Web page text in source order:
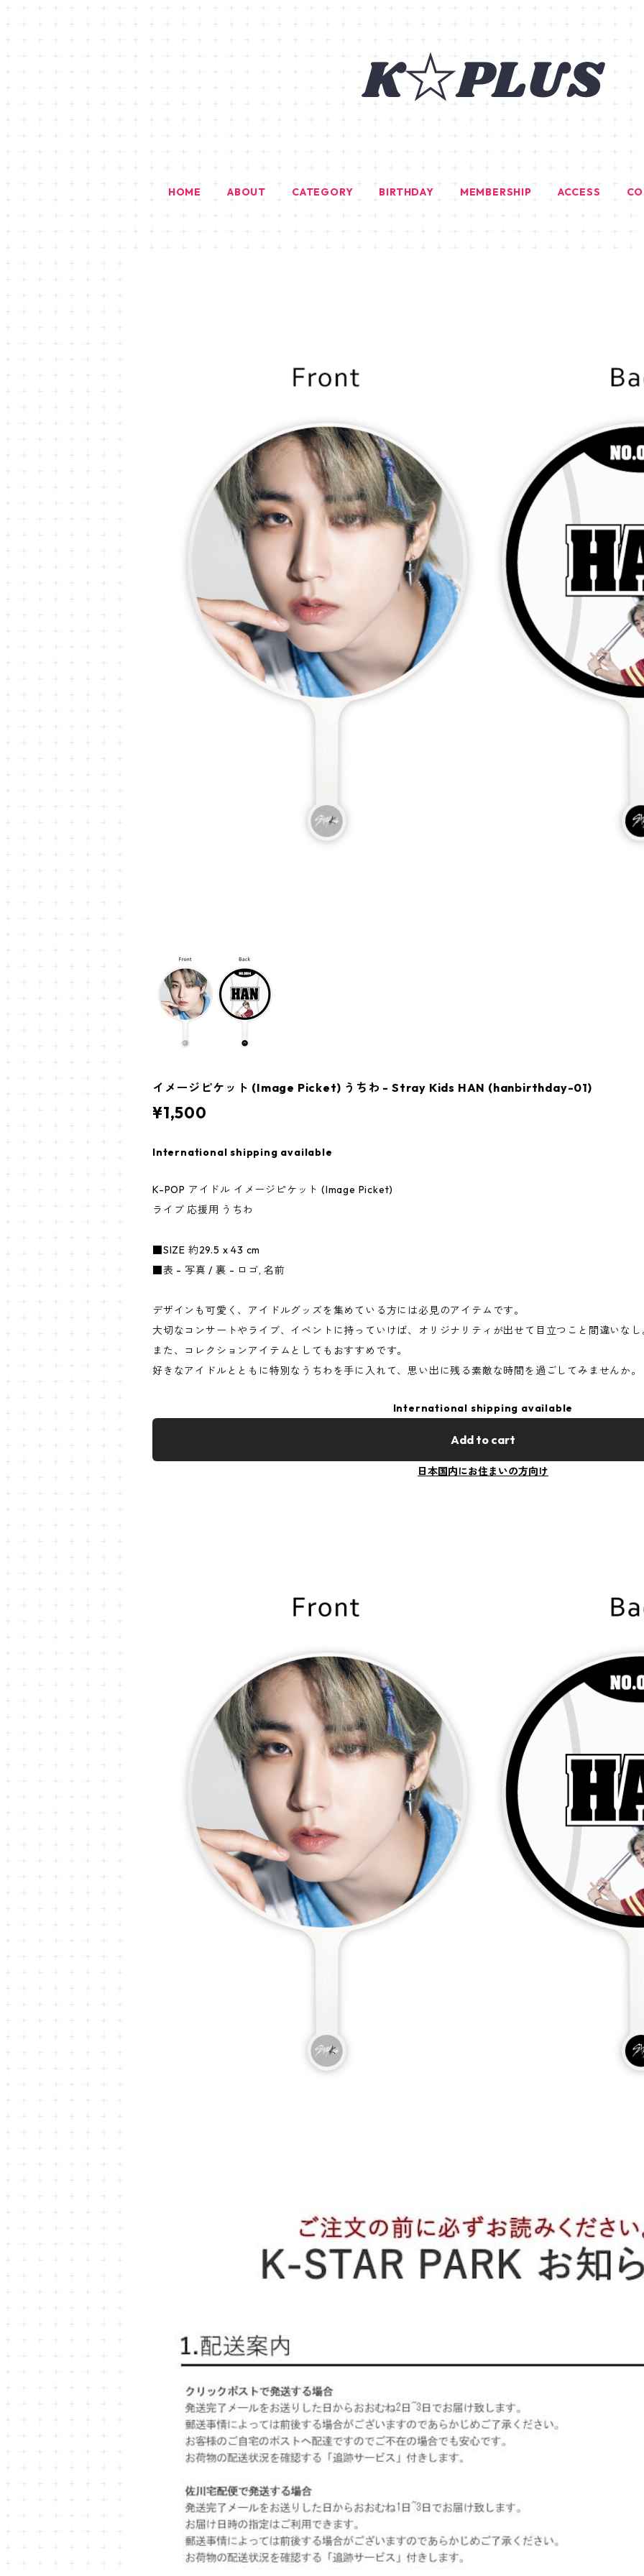
HOME ABOUT CATEGORY BIRTHDAY MEMBERSHIP ACCESS
イメージピケット (Image Picket) うちわ - Stray Kids HAN (hanbirthday-01)
¥1,500
International shipping available
K-POP アイドル イメージピケット (Image Picket)
ライブ 応援用 うちわ
■SIZE 約29.5 x 43 cm
■表 - 写真 / 裏 - ロゴ, 名前
デザインも可愛く、アイドルグッズを集めている方には必見のアイテムです。
大切なコンサートやライブ、イベントに持っていけば、オリジナリティが出せて目立つこと間違いなし
また、コレクションアイテムとしてもおすすめです。
好きなアイドルとともに特別なうちわを手に入れて、思い出に残る素敵な時間を過ごしてみませんか。
International shipping available
Add to cart
日本国内にお住まいの方向け